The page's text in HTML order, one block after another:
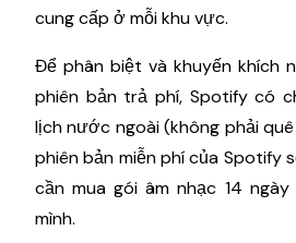
cung cấp ở mỗi khu vực.
Để phân biệt và khuyến khích
phiên bản trả phí, Spotify có
lịch nước ngoài (không phải
phiên bản miễn phí của Spotify
cần mua gói âm nhạc 14
mình.